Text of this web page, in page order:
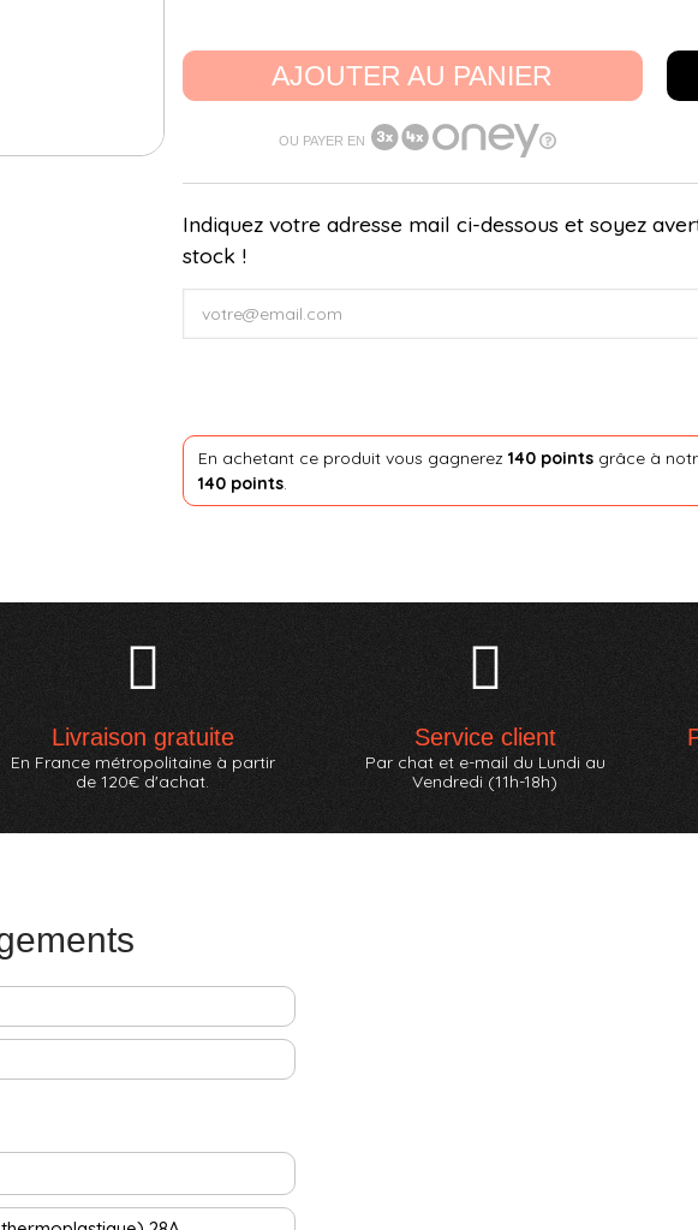
AJOUTER AU PANIER
OU PAYER EN
Indiquez votre adresse mail ci-dessous et soyez
stock !
En achetant ce produit vous gagnerez 140 points grâce à
140 points.
Livraison gratuite
En France métropolitaine à partir
de 120€ d'achat.
Service client
Par chat et e-mail du Lundi au
Vendredi (11h-18h)